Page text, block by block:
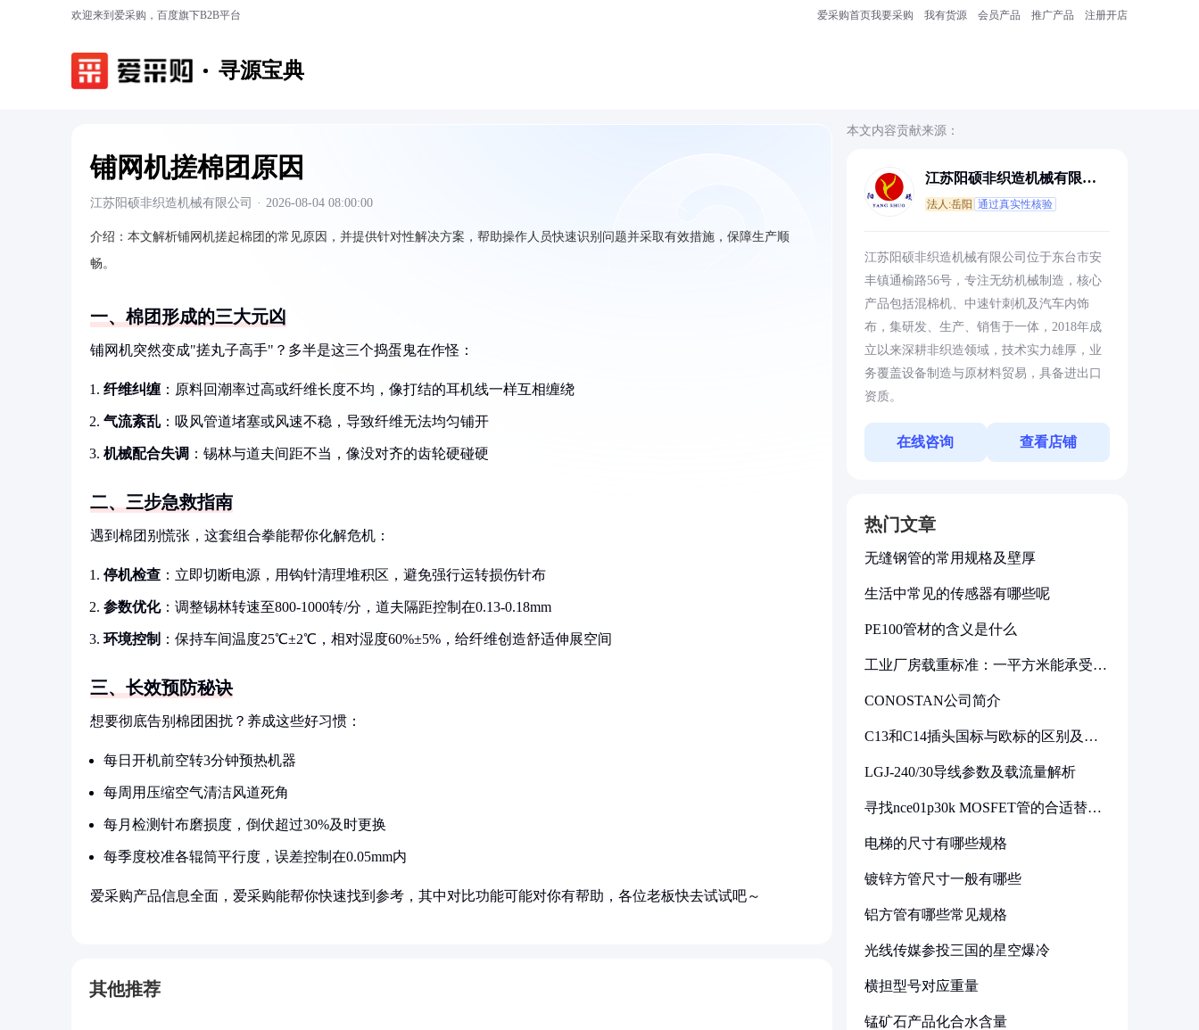
欢迎来到爱采购，百度旗下B2B平台 爱采购首页我要采购 我有货源 会员产品 推广产品 注册开店
寻源宝典
铺网机搓棉团原因
江苏阳硕非织造机械有限公司 · 2026-08-04 08:00:00
介绍： 本文解析铺网机搓起棉团的常见原因，并提供针对性解决方案，帮助操作人员快速识别问题并采取有效措施，保障生产顺
畅。
一、棉团形成的三大元凶
铺网机突然变成"搓丸子高手"？多半是这三个捣蛋鬼在作怪：
纤维纠缠 ：原料回潮率过高或纤维长度不均，像打结的耳机线一样互相缠绕
气流紊乱 ：吸风管道堵塞或风速不稳，导致纤维无法均匀铺开
机械配合失调 ：锡林与道夫间距不当，像没对齐的齿轮硬碰硬
二、三步急救指南
遇到棉团别慌张，这套组合拳能帮你化解危机：
停机检查 ：立即切断电源，用钩针清理堆积区，避免强行运转损伤针布
参数优化：调整锡林转速至800-1000转/分，道夫隔距控制在0.13-0.18mm
环境控制 ：保持车间温度25℃±2℃，相对湿度60%±5%，给纤维创造舒适伸展空间
三、长效预防秘诀
想要彻底告别棉团困扰？养成这些好习惯：
每日开机前空转3分钟预热机器
每周用压缩空气清洁风道死角
每月检测针布磨损度，倒伏超过30%及时更换
每季度校准各辊筒平行度，误差控制在0.05mm内
爱采购产品信息全面，爱采购能帮你快速找到参考，其中对比功能可能对你有帮助，各位老板快去试试吧～
其他推荐
本文内容贡献来源：
江苏阳硕非织造机械有限公
法人:岳阳 通过真实性核验
江苏阳硕非织造机械有限公司位于东台市安
丰镇通榆路56号，专注无纺机械制造，核心
产品包括混棉机、中速针刺机及汽车内饰
布，集研发、生产、销售于一体，2018年成
立以来深耕非织造领域，技术实力雄厚，业
务覆盖设备制造与原材料贸易，具备进出口
资质。
在线咨询 查看店铺
热门文章
无缝钢管的常用规格及壁厚
生活中常见的传感器有哪些呢
PE100管材的含义是什么
工业厂房载重标准：一平方米能承受多
CONOSTAN公司简介
C13和C14插头国标与欧标的区别及其
LGJ-240/30导线参数及载流量解析
寻找nce01p30k MOSFET管的合适替代
电梯的尺寸有哪些规格
镀锌方管尺寸一般有哪些
铝方管有哪些常见规格
光线传媒参投三国的星空爆冷
横担型号对应重量
锰矿石产品化合水含量